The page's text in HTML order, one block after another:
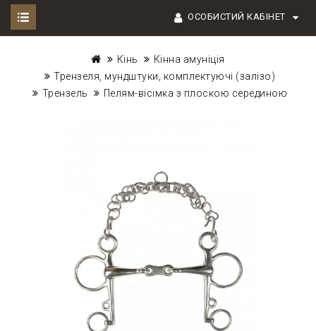
ОСОБИСТИЙ КАБІНЕТ
Кінь
Кінна амуніція
Трензеля, мундштуки, комплектуючі (залізо)
Трензель
Пелям-вісімка з плоскою серединою